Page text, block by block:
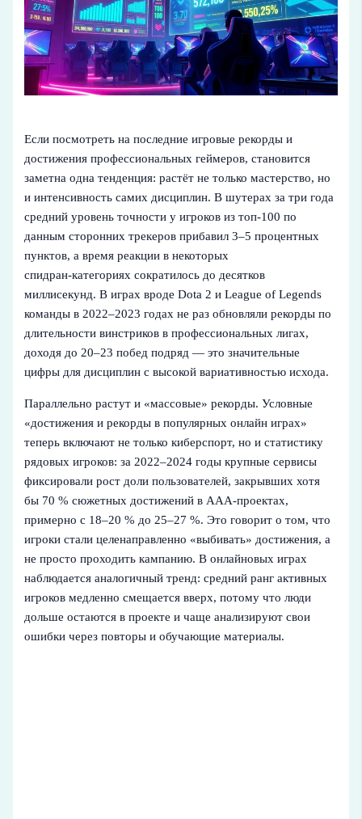
Если посмотреть на последние игровые рекорды и
достижения профессиональных геймеров, становится
заметна одна тенденция: растёт не только мастерство, но
и интенсивность самих дисциплин. В шутерах за три года
средний уровень точности у игроков из топ‑100 по
данным сторонних трекеров прибавил 3–5 процентных
пунктов, а время реакции в некоторых
спидран‑категориях сократилось до десятков
миллисекунд. В играх вроде Dota 2 и League of Legends
команды в 2022–2023 годах не раз обновляли рекорды по
длительности винстриков в профессиональных лигах,
доходя до 20–23 побед подряд — это значительные
цифры для дисциплин с высокой вариативностью исхода.
Параллельно растут и «массовые» рекорды. Условные
«достижения и рекорды в популярных онлайн играх»
теперь включают не только киберспорт, но и статистику
рядовых игроков: за 2022–2024 годы крупные сервисы
фиксировали рост доли пользователей, закрывших хотя
бы 70 % сюжетных достижений в ААА‑проектах,
примерно с 18–20 % до 25–27 %. Это говорит о том, что
игроки стали целенаправленно «выбивать» достижения, а
не просто проходить кампанию. В онлайновых играх
наблюдается аналогичный тренд: средний ранг активных
игроков медленно смещается вверх, потому что люди
дольше остаются в проекте и чаще анализируют свои
ошибки через повторы и обучающие материалы.